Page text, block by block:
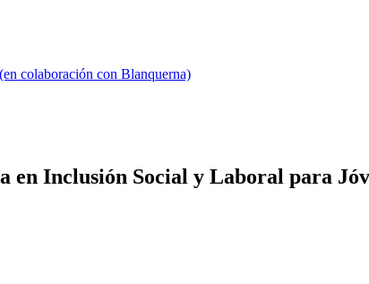
colaboración con Blanquerna)
Inclusión Social y Laboral para